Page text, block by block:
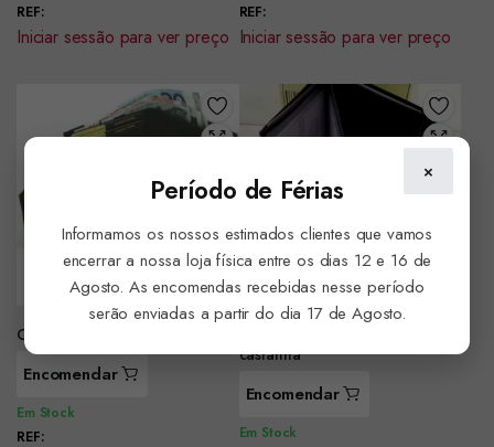
REF:
Iniciar sessão para ver preço
REF:
Iniciar sessão para ver preço
Carteira em pele ref. D5168
Encomendar
Em Stock
REF:
castanha
Encomendar
Em Stock
×
Período de Férias
Informamos os nossos estimados clientes que vamos
encerrar a nossa loja física entre os dias 12 e 16 de
Agosto. As encomendas recebidas nesse período
serão enviadas a partir do dia 17 de Agosto.